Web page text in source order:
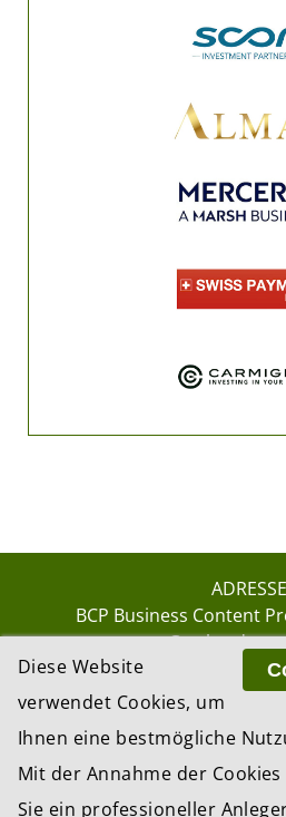
ADRESSE
BCP Business Content
8002
GmbH, Zürich –
Website by update
Diese Website
verwendet Cookies, um
Ihnen eine bestmögliche
Mit der Annahme der
Sie ein professioneller